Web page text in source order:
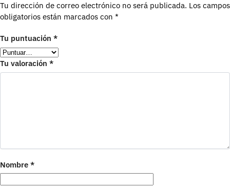
Tu dirección de correo electrónico no será publicada. Los campos
obligatorios están marcados con *
Tu puntuación *
Tu valoración *
Nombre *